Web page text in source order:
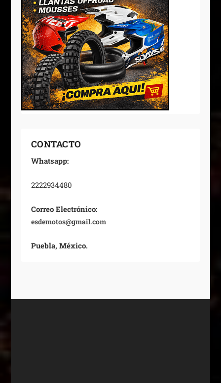
CONTACTO
Whatsapp:
2222934480
Correo Electrónico:
esdemotos@gmail.com
Puebla, México.